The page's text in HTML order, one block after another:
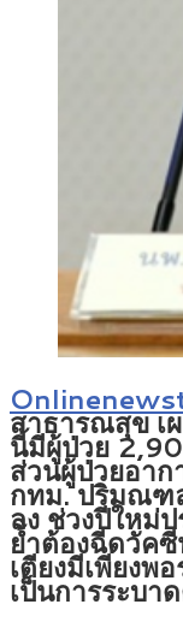
สาธารณสุข เ
นี้มีผู้ป่วย
ส่วนผู้ป่วยอาก
กทม. ปริมณฑ
ลง ช่วงปีใหม่
ย้ำต้องฉีดวัค
เตียงมีเพียง
เป็นการระบา